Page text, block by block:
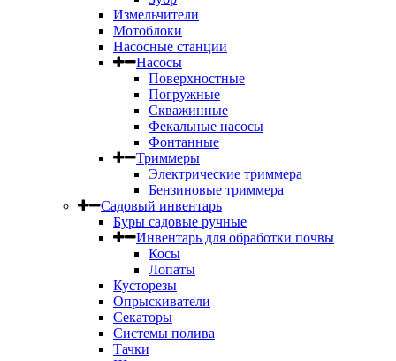
Измельчители
Мотоблоки
Насосные станции
Насосы
Поверхностные
Погружные
Скважинные
Фекальные насосы
Фонтанные
Триммеры
Электрические триммера
Бензиновые триммера
Садовый инвентарь
Буры садовые ручные
Инвентарь для обработки почвы
Косы
Лопаты
Кусторезы
Опрыскиватели
Секаторы
Системы полива
Тачки